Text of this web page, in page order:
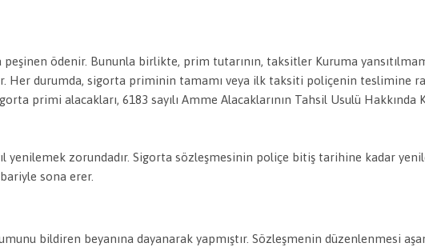
ödenir. Bununla birlikte, prim tutarının, taksitler Kuruma
Her durumda, sigorta priminin tamamı veya ilk taksiti poliçenin teslimine
primi alacakları, 6183 sayılı Amme Alacaklarının Tahsil Usulü
zorundadır. Sigorta sözleşmesinin poliçe bitiş tarihine kadar
sona erer.
bildiren beyanına dayanarak yapmıştır. Sözleşmenin düzenlenmesi